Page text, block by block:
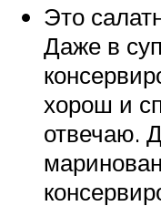
Это
Даже в
хорош и
отвечаю.